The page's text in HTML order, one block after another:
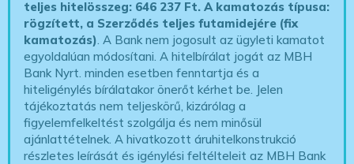
teljes hitelösszeg: 646 237 Ft.A kamatozás típusa:
rögzített, a Szerződés teljes futamidejére (fix
kamatozás) . A Bank nem jogosult az ügyleti kamatot
egyoldalúan módosítani. A hitelbírálat jogát az MBH
Bank Nyrt. minden esetben fenntartja és a
hiteligénylés bírálatakor önerőt kérhet be. Jelen
tájékoztatás nem teljeskörű, kizárólag a
figyelemfelkeltést szolgálja és nem minősül
ajánlattételnek. A hivatkozott áruhitelkonstrukció
részletes leírását és igénylési feltélteleit az MBH Bank